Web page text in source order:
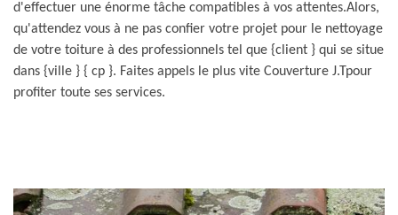
d'effectuer une énorme tâche compatibles à vos attentes.Alors,
qu'attendez vous à ne pas confier votre projet pour le nettoyage
de votre toiture à des professionnels tel que {client } qui se situe
dans {ville } { cp }. Faites appels le plus vite Couverture J.Tpour
profiter toute ses services.